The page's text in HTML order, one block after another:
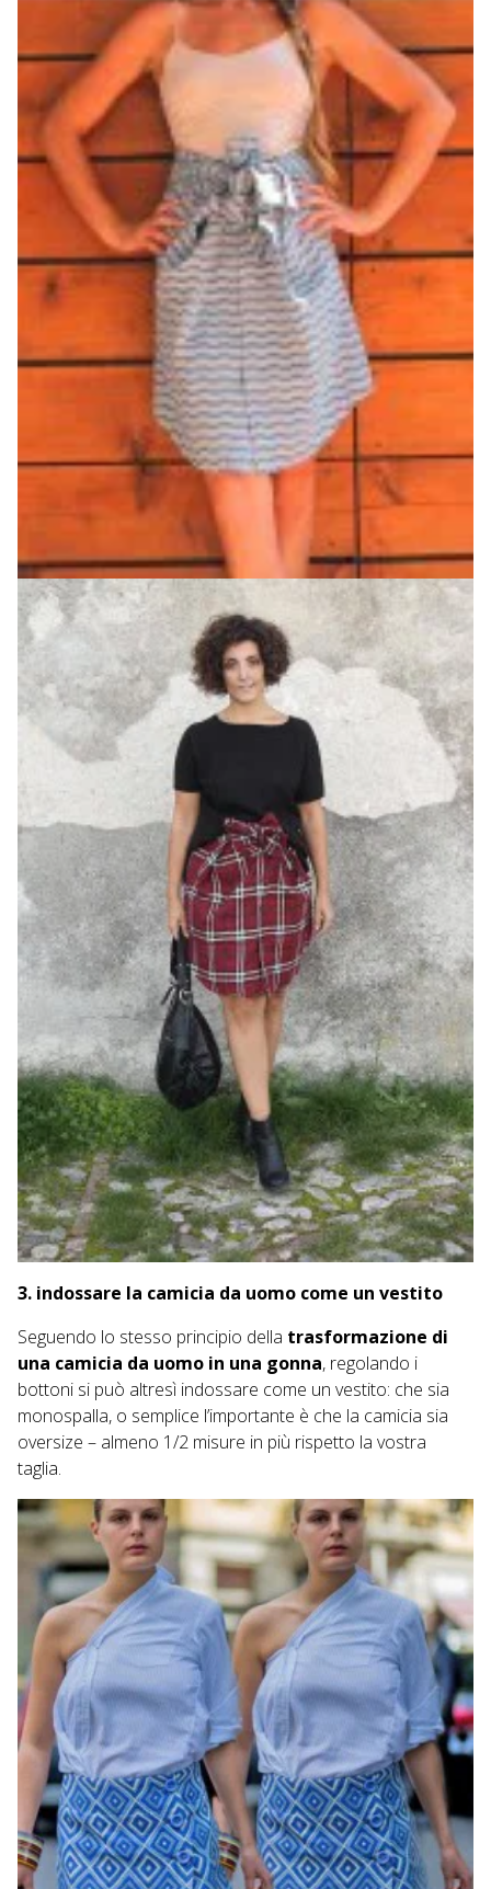
3. indossare la camicia da uomo come un vestito
Seguendo lo stesso principio della trasformazione di
una camicia da uomo in una gonna, regolando i
bottoni si può altresì indossare come un vestito: che sia
monospalla, o semplice l’importante è che la camicia sia
oversize – almeno 1/2 misure in più rispetto la vostra
taglia.